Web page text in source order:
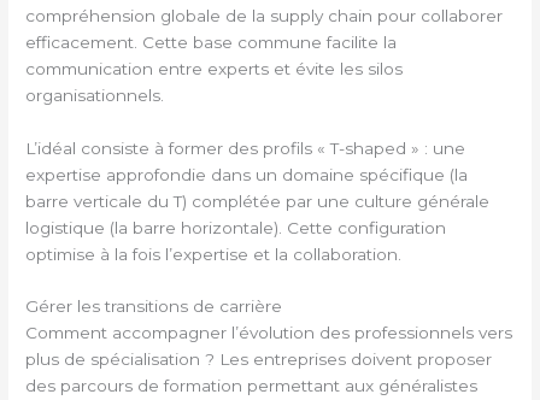
compréhension globale de la supply chain pour collaborer
efficacement. Cette base commune facilite la
communication entre experts et évite les silos
organisationnels.
L’idéal consiste à former des profils « T-shaped » : une
expertise approfondie dans un domaine spécifique (la
barre verticale du T) complétée par une culture générale
logistique (la barre horizontale). Cette configuration
optimise à la fois l’expertise et la collaboration.
Gérer les transitions de carrière
Comment accompagner l’évolution des professionnels vers
plus de spécialisation ? Les entreprises doivent proposer
des parcours de formation permettant aux généralistes